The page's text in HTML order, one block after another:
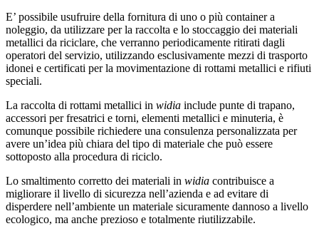
E’ possibile usufruire della fornitura di uno o più container a
noleggio, da utilizzare per la raccolta e lo stoccaggio dei materiali
metallici da riciclare, che verranno periodicamente ritirati dagli
operatori del servizio, utilizzando esclusivamente mezzi di trasporto
idonei e certificati per la movimentazione di rottami metallici e rifiuti
speciali.
La raccolta di rottami metallici in widia include punte di trapano,
accessori per fresatrici e torni, elementi metallici e minuteria, è
comunque possibile richiedere una consulenza personalizzata per
avere un’idea più chiara del tipo di materiale che può essere
sottoposto alla procedura di riciclo.
Lo smaltimento corretto dei materiali in widia contribuisce a
migliorare il livello di sicurezza nell’azienda e ad evitare di
disperdere nell’ambiente un materiale sicuramente dannoso a livello
ecologico, ma anche prezioso e totalmente riutilizzabile.